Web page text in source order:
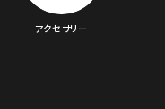
アクセサリー